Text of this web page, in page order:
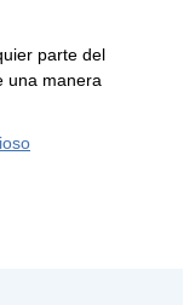
parte del
una manera